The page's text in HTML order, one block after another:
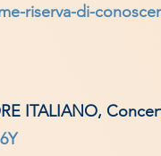
riserva-di-conosce
ITALIANO,